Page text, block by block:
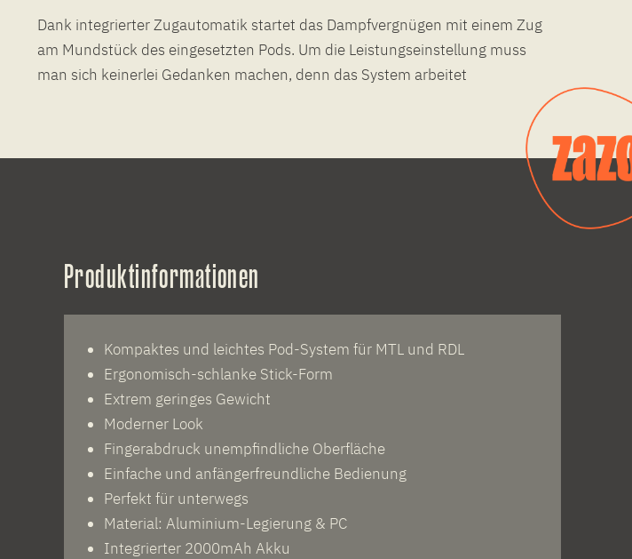
Dank integrierter Zugautomatik startet das Dampfvergnügen mit einem Zug
am Mundstück des eingesetzten Pods. Um die Leistungseinstellung muss
man sich keinerlei Gedanken machen, denn das System arbeitet
Produktinformationen
Kompaktes und leichtes Pod-System für MTL und RDL
Ergonomisch-schlanke Stick-Form
Extrem geringes Gewicht
Moderner Look
Fingerabdruck unempfindliche Oberfläche
Einfache und anfängerfreundliche Bedienung
Perfekt für unterwegs
Material: Aluminium-Legierung & PC
Integrierter 2000mAh Akku